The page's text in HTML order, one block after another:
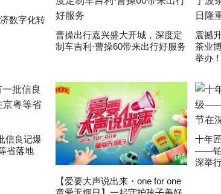
数字化转
曹操出行嘉兴盛大开城，深度定
制车吉利·曹操60带来出行好服务
震撼
茶业
举办！
信良记爆
省落地
【爱要大声说出来・one for one
十年
——铂
深举